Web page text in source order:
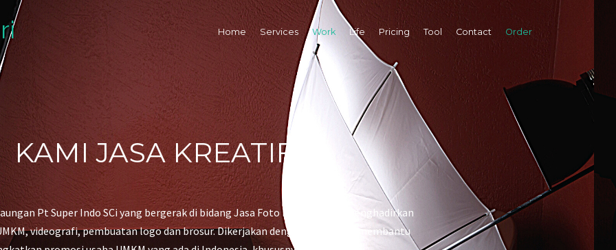
Home Services Work Life Pricing Tool Contact Order
KAMI JASA KREATIF
Pt Super Indo SCi yang bergerak di bidang Jasa Foto Produk Kepri menghadirkan
videografi, pembuatan logo dan brosur. Dikerjakan dengan hati untuk membantu